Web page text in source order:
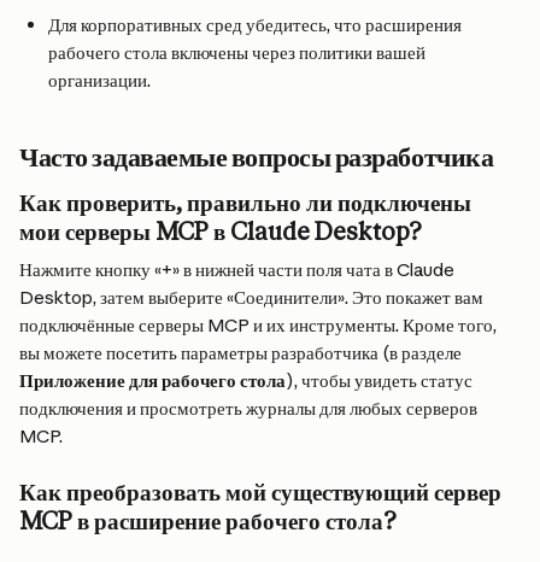
Для корпоративных сред убедитесь, что расширения
рабочего стола включены через политики вашей
организации.
Часто задаваемые вопросы разработчика
Как проверить, правильно ли подключены
мои серверы MCP в Claude Desktop?
Нажмите кнопку «+» в нижней части поля чата в Claude
Desktop, затем выберите «Соединители». Это покажет вам
подключённые серверы MCP и их инструменты. Кроме того,
вы можете посетить параметры разработчика (в разделе
Приложение для рабочего стола), чтобы увидеть статус
подключения и просмотреть журналы для любых серверов
MCP.
Как преобразовать мой существующий сервер
MCP в расширение рабочего стола?